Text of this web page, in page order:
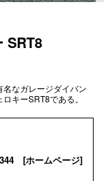
SRT8
なガレージダイバン
キーSRT8である。
[ホームページ]